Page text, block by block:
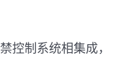
控制系统相集成，